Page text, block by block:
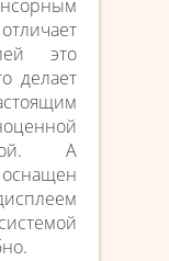
это
делает
А